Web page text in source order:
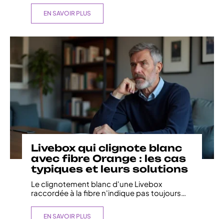
EN SAVOIR PLUS
Livebox qui clignote blanc
avec fibre Orange : les cas
typiques et leurs solutions
Le clignotement blanc d'une Livebox
raccordée à la fibre n'indique pas toujours
EN SAVOIR PLUS